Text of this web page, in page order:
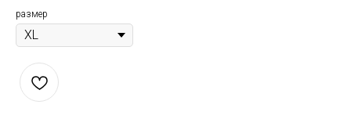
размер